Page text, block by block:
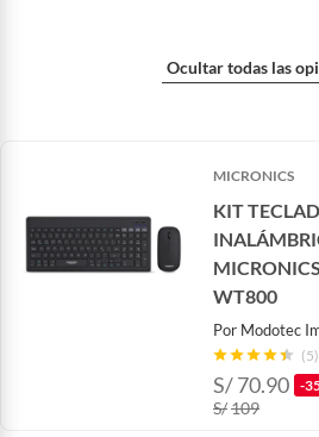
Ocultar todas las
MICRONICS
KIT
WT800
Por Modotec
(5)
S/70.90 -
S/109